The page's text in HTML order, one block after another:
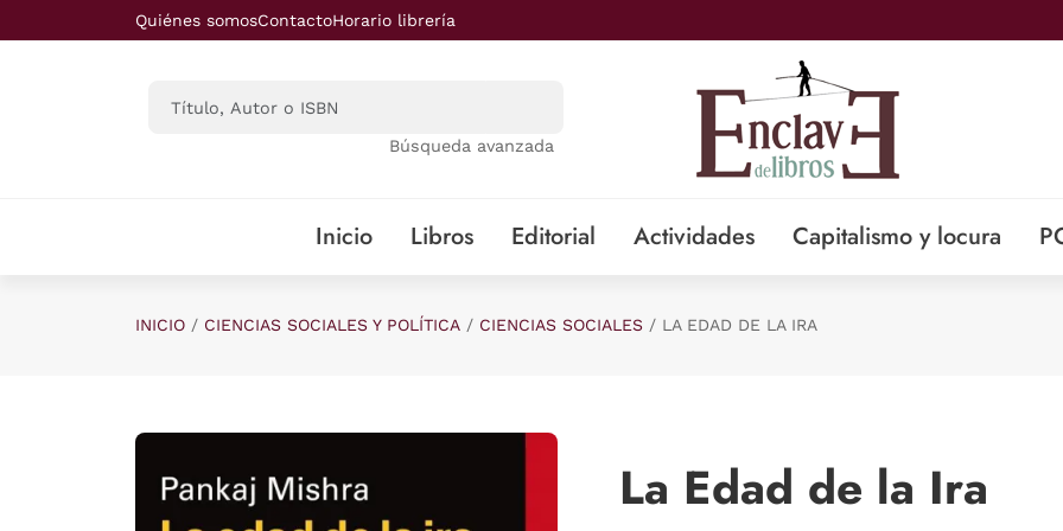
Saltar al contenido principal
Quiénes somosContactoHorario librería
Búsqueda avanzada
Inicio Libros Editorial Actividades Capitalismo y locura
INICIO CIENCIAS SOCIALES Y POLÍTICA CIENCIAS SOCIALES LA EDAD DE LA IRA
La Edad de la Ira